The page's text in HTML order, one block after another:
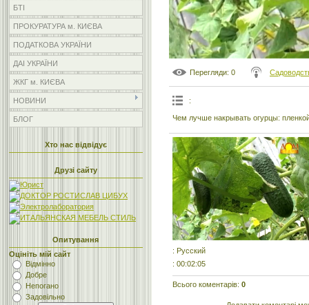
БТІ
ПРОКУРАТУРА м. КИЄВА
ПОДАТКОВА УКРАЇНИ
ДАІ УКРАЇНИ
ЖКГ м. КИЄВА
НОВИНИ
БЛОГ
Хто нас відвідує
Друзі сайту
Опитування
Оцініть мій сайт
Відмінно
Добре
Непогано
Задовільно
Перегляди: 0
:
Чем лучше накрывать огурцы:
: Русский
: 00:02:05
Всього коментарів: 0